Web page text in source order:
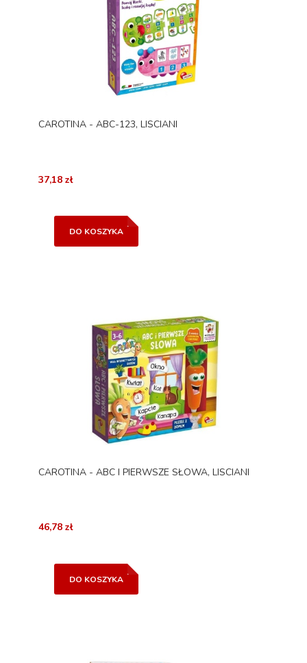
CAROTINA - ABC-123, LISCIANI
37,18 zł
DO KOSZYKA
CAROTINA - ABC I PIERWSZE SŁOWA, LISCIANI
46,78 zł
DO KOSZYKA